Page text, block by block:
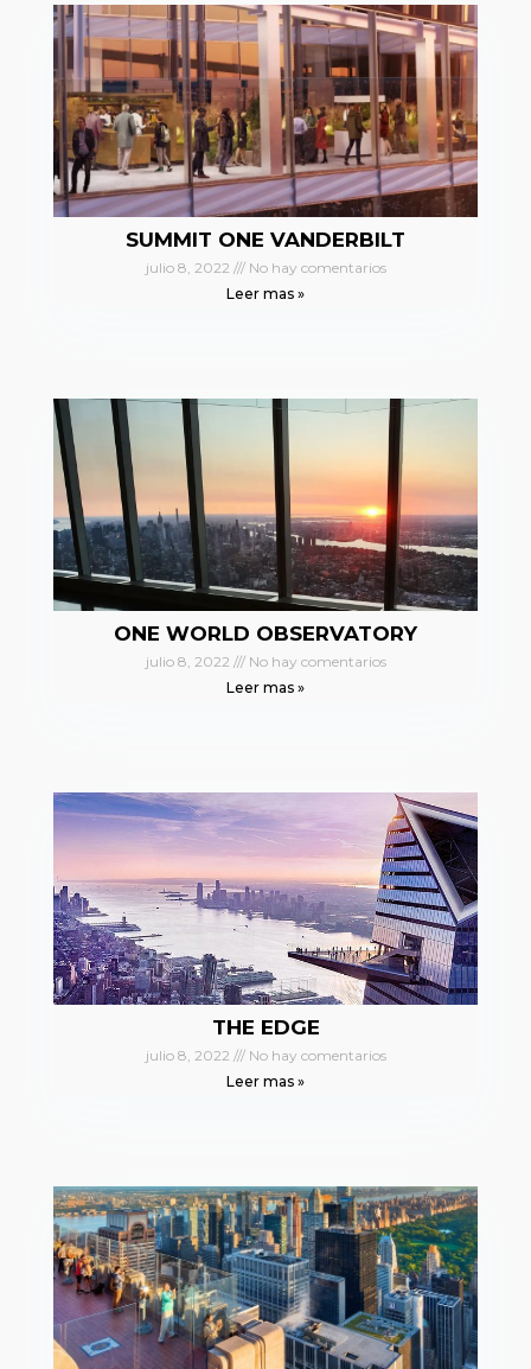
SUMMIT ONE VANDERBILT
julio 8, 2022
No hay comentarios
Leer mas »
ONE WORLD OBSERVATORY
julio 8, 2022
No hay comentarios
Leer mas »
THE EDGE
julio 8, 2022
No hay comentarios
Leer mas »